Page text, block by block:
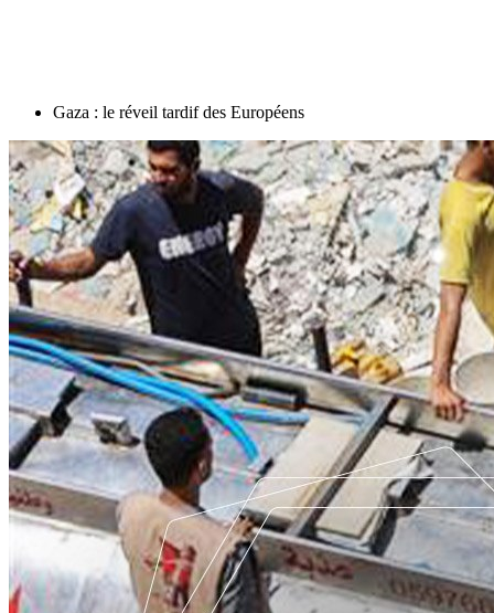
Gaza : le réveil tardif des Européens